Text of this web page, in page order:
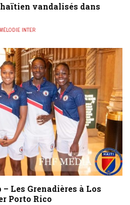
haïtien vandalisés dans
INTER
Les Grenadières à Los
Porto Rico